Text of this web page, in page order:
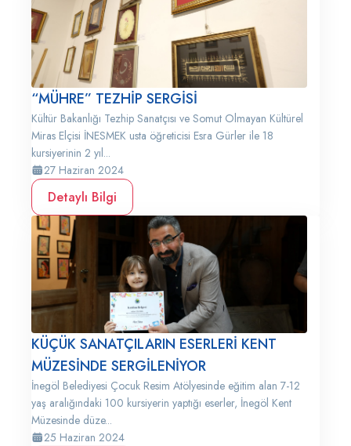
“MÜHRE” TEZHİP SERGİSİ
Kültür Bakanlığı Tezhip Sanatçısı ve Somut Olmayan Kültürel
Miras Elçisi İNESMEK usta öğreticisi Esra Gürler ile 18
kursiyerinin 2 yıl...
27 Haziran 2024
Detaylı Bilgi
KÜÇÜK SANATÇILARIN ESERLERİ KENT
MÜZESİNDE SERGİLENİYOR
İnegöl Belediyesi Çocuk Resim Atölyesinde eğitim alan 7-12
yaş aralığındaki 100 kursiyerin yaptığı eserler, İnegöl Kent
Müzesinde düze...
25 Haziran 2024